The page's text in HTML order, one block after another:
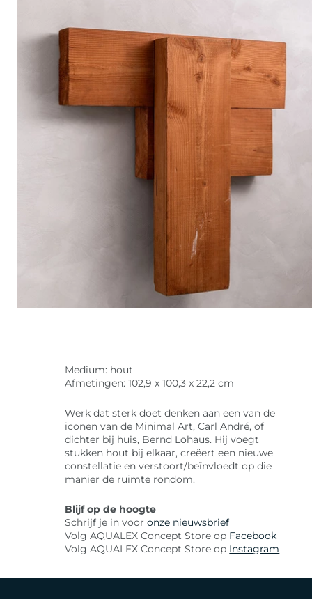
Medium: hout
Afmetingen: 102,9 x 100,3 x 22,2 cm
Werk dat sterk doet denken aan een van de
iconen van de Minimal Art, Carl André, of
dichter bij huis, Bernd Lohaus. Hij voegt
stukken hout bij elkaar, creëert een nieuwe
constellatie en verstoort/beïnvloedt op die
manier de ruimte rondom.
Blijf op de hoogte
Schrijf je in vooronze nieuwsbrief
Volg AQUALEX Concept Store op Facebook
Volg AQUALEX Concept Store op Instagram